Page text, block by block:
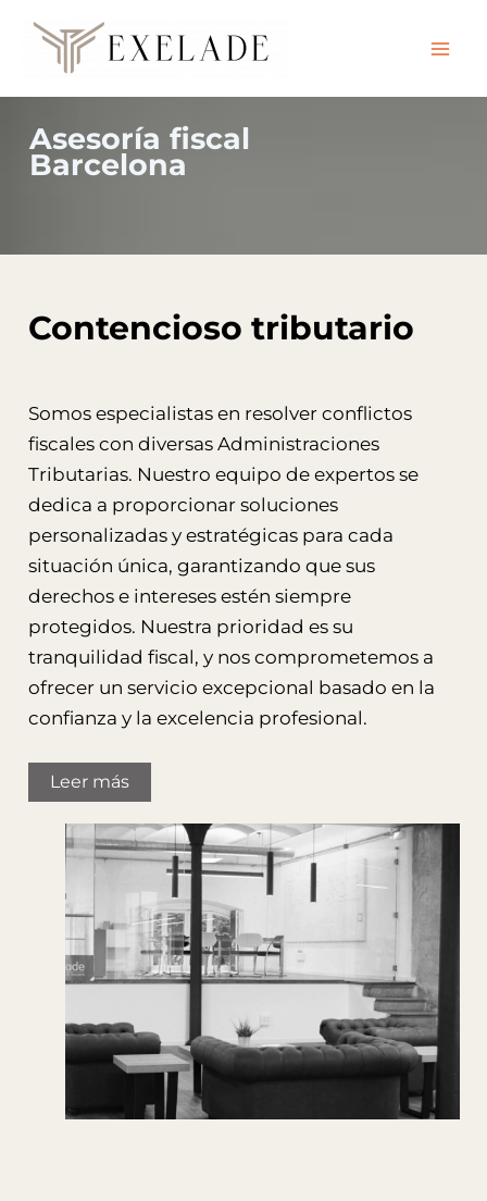
contenido
Asesoría fiscal
Barcelona
Contencioso tributario
Somos especialistas en resolver conflictos
fiscales con diversas Administraciones
Tributarias. Nuestro equipo de expertos se
dedica a proporcionar soluciones
personalizadas y estratégicas para cada
situación única, garantizando que sus
derechos e intereses estén siempre
protegidos. Nuestra prioridad es su
tranquilidad fiscal, y nos comprometemos a
ofrecer un servicio excepcional basado en la
confianza y la excelencia profesional.
Leer más